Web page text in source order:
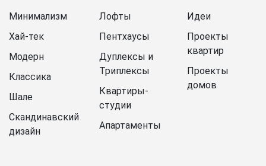
Минимализм
Хай-тек
Модерн
Классика
Шале
Скандинавский
дизайн
Лофты
Пентхаусы
Дуплексы и
Триплексы
Квартиры-
студии
Апартаменты
Идеи
Проекты
квартир
Проекты
домов